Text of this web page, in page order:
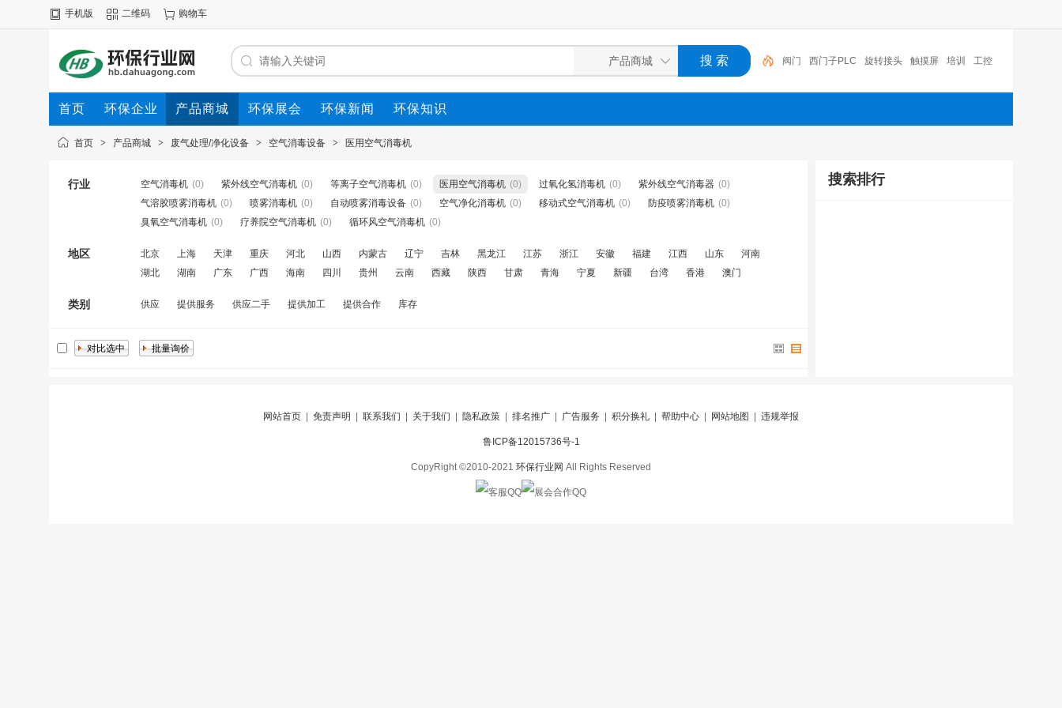
手机版 二维码 购物车
阀门 西门子PLC 旋转接头 触摸屏 培训 工控
工控机 变送器 球阀 plc 阀门
首页 环保企业 产品商城 环保展会 环保新闻 环保知识
首页 > 产品商城 > 废气处理/净化设备 > 空气消毒设备 > 医用空气消毒机
行业 空气消毒机 (0) 紫外线空气消毒机 (0) 等离子空气消毒机 (0) 医用空气消毒机 (0) 过氧化氢消毒机 (0) 紫外线空气消毒器 (0)
气溶胶喷雾消毒机 (0) 喷雾消毒机 (0) 自动喷雾消毒设备 (0) 空气净化消毒机 (0) 移动式空气消毒机 (0) 防疫喷雾消毒机 (0)
臭氧空气消毒机 (0) 疗养院空气消毒机 (0) 循环风空气消毒机 (0)
地区 北京 上海 天津 重庆 河北 山西 内蒙古 辽宁 吉林 黑龙江 江苏 浙江 安徽 福建 江西 山东
河南
湖北
湖南 广东 广西 海南 四川 贵州 云南 西藏 陕西 甘肃 青海 宁夏 新疆 台湾 香港 澳门
类别 供应 提供服务 供应二手 提供加工 提供合作 库存
搜索排行
网站首页 免责声明 联系我们 关于我们 隐私政策 排名推广 广告服务 积分换礼 帮助中心 网站地图 违规举报
鲁ICP备12015736号-1
CopyRight ©2010-2021 环保行业网 All Rights Reserved